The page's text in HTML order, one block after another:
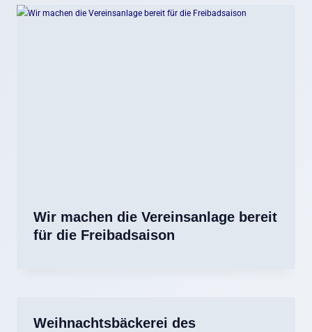
Wir machen die Vereinsanlage bereit
für die Freibadsaison
Weihnachtsbäckerei des